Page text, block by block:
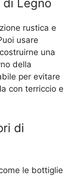
Legno
rustica e
usare
una
della
per evitare
con terriccio e
di
le bottiglie